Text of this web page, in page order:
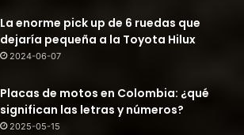
La enorme pick up de 6 ruedas que
dejaría pequeña a la Toyota Hilux
2024-06-07
Placas de motos en Colombia: ¿qué
significan las letras y números?
2025-05-15